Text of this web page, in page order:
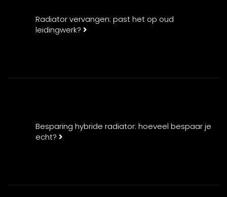
Radiator vervangen: past het op oud
leidingwerk?
Besparing hybride radiator: hoeveel bespaar je
echt?